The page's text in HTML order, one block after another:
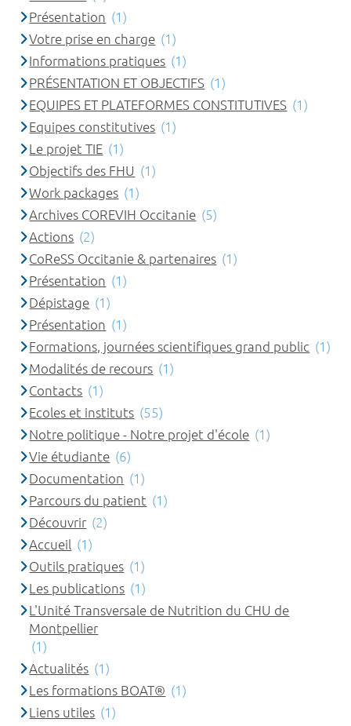
Présentation (1)
Votre prise en charge (1)
Informations pratiques (1)
PRÉSENTATION ET OBJECTIFS (1)
EQUIPES ET PLATEFORMES CONSTITUTIVES (1)
Equipes constitutives (1)
Le projet TIE (1)
Objectifs des FHU (1)
Work packages (1)
Archives COREVIH Occitanie (5)
Actions (2)
CoReSS Occitanie & partenaires (1)
Présentation (1)
Dépistage (1)
Présentation (1)
Formations, journées scientifiques grand public (1)
Modalités de recours (1)
Contacts (1)
Ecoles et instituts (55)
Notre politique - Notre projet d'école (1)
Vie étudiante (6)
Documentation (1)
Parcours du patient (1)
Découvrir (2)
Accueil (1)
Outils pratiques (1)
Les publications (1)
L'Unité Transversale de Nutrition du CHU de
Montpellier
(1)
Actualités (1)
Les formations BOAT® (1)
Liens utiles (1)